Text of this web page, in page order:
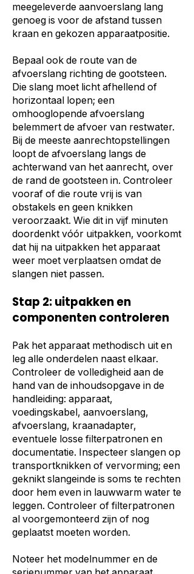
meegeleverde aanvoerslang lang
genoeg is voor de afstand tussen
kraan en gekozen apparaatpositie.
Bepaal ook de route van de
afvoerslang richting de gootsteen.
Die slang moet licht afhellend of
horizontaal lopen; een
omhooglopende afvoerslang
belemmert de afvoer van restwater.
Bij de meeste aanrechtopstellingen
loopt de afvoerslang langs de
achterwand van het aanrecht, over
de rand de gootsteen in. Controleer
vooraf of die route vrij is van
obstakels en geen knikken
veroorzaakt. Wie dit in vijf minuten
doordenkt vóór uitpakken, voorkomt
dat hij na uitpakken het apparaat
weer moet verplaatsen omdat de
slangen niet passen.
Stap 2: uitpakken en
componenten controleren
Pak het apparaat methodisch uit en
leg alle onderdelen naast elkaar.
Controleer de volledigheid aan de
hand van de inhoudsopgave in de
handleiding: apparaat,
voedingskabel, aanvoerslang,
afvoerslang, kraanadapter,
eventuele losse filterpatronen en
documentatie. Inspecteer slangen op
transportknikken of vervorming; een
geknikt slangeinde is soms te rechten
door hem even in lauwwarm water te
leggen. Controleer of filterpatronen
al voorgemonteerd zijn of nog
geplaatst moeten worden.
Noteer het modelnummer en de